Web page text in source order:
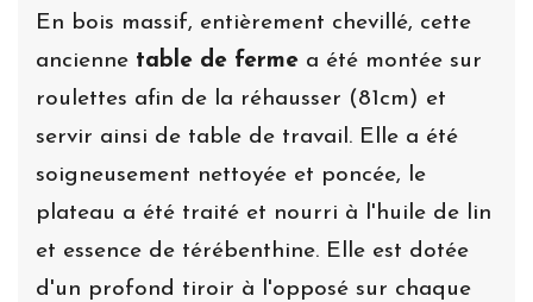
En bois massif, entièrement chevillé, cette
ancienne table de ferme a été montée sur
roulettes afin de la réhausser (81cm) et
servir ainsi de table de travail. Elle a été
soigneusement nettoyée et poncée, le
plateau a été traité et nourri à l'huile de lin
et essence de térébenthine. Elle est dotée
d'un profond tiroir à l'opposé sur chaque